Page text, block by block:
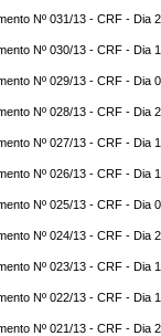
Nº 031/13 - CRF - Dia
Nº 030/13 - CRF - Dia
Nº 029/13 - CRF - Dia
Nº 028/13 - CRF - Dia
Nº 027/13 - CRF - Dia
Nº 026/13 - CRF - Dia
Nº 025/13 - CRF - Dia
Nº 024/13 - CRF - Dia
Nº 023/13 - CRF - Dia
Nº 022/13 - CRF - Dia
Nº 021/13 - CRF - Dia